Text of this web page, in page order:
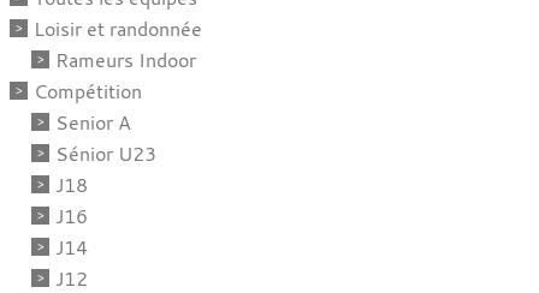
Loisir et randonnée
Rameurs Indoor
Compétition
Senior A
Sénior U23
J18
J16
J14
J12